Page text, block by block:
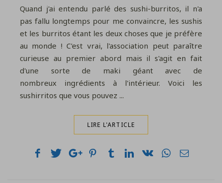
Quand j'ai entendu parlé des sushi-burritos, il n'a
pas fallu longtemps pour me convaincre, les sushis
et les burritos étant les deux choses que je préfère
au monde ! C'est vrai, l'association peut paraître
curieuse au premier abord mais il s'agit en fait
d'une sorte de maki géant avec de
nombreux ingrédients à l'intérieur. Voici les
sushirritos que vous pouvez ...
LIRE L'ARTICLE